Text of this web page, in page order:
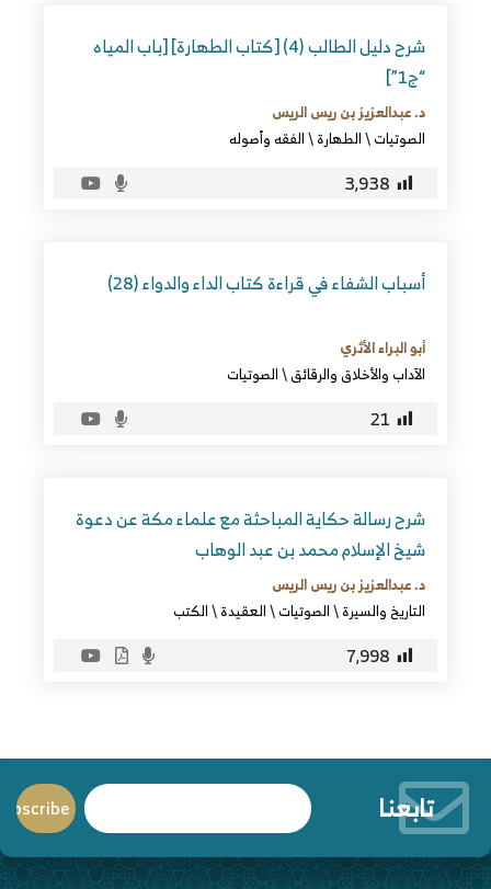
شرح دليل الطالب (4) [كتاب الطهارة] [باب المياه
“ج1”]
د. عبدالعزيز بن ريس الريس
الصوتيات\الطهارة\الفقه وأصوله
3٬938
أسباب الشفاء في قراءة كتاب الداء والدواء (28)
أبو البراء الأثري
الآداب والأخلاق والرقائق\الصوتيات
21
شرح رسالة حكاية المباحثة مع علماء مكة عن دعوة
شيخ الإسلام محمد بن عبد الوهاب
د. عبدالعزيز بن ريس الريس
التاريخ والسيرة\الصوتيات\العقيدة\الكتب
7٬998
تابعنا